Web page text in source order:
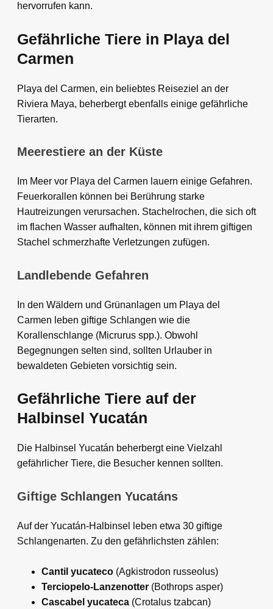
hervorrufen kann.
Gefährliche Tiere in Playa del
Carmen
Playa del Carmen, ein beliebtes Reiseziel an der
Riviera Maya, beherbergt ebenfalls einige gefährliche
Tierarten.
Meerestiere an der Küste
Im Meer vor Playa del Carmen lauern einige Gefahren.
Feuerkorallen können bei Berührung starke
Hautreizungen verursachen. Stachelrochen, die sich oft
im flachen Wasser aufhalten, können mit ihrem giftigen
Stachel schmerzhafte Verletzungen zufügen.
Landlebende Gefahren
In den Wäldern und Grünanlagen um Playa del
Carmen leben giftige Schlangen wie die
Korallenschlange (Micrurus spp.). Obwohl
Begegnungen selten sind, sollten Urlauber in
bewaldeten Gebieten vorsichtig sein.
Gefährliche Tiere auf der
Halbinsel Yucatán
Die Halbinsel Yucatán beherbergt eine Vielzahl
gefährlicher Tiere, die Besucher kennen sollten.
Giftige Schlangen Yucatáns
Auf der Yucatán-Halbinsel leben etwa 30 giftige
Schlangenarten. Zu den gefährlichsten zählen:
Cantil yucateco (Agkistrodon russeolus)
Terciopelo-Lanzenotter (Bothrops asper)
Cascabel yucateca (Crotalus tzabcan)